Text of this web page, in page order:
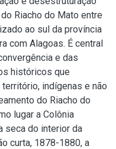
Riacho do Mato entre
ao sul da província
com Alagoas. É central
e das
históricos que
indígenas e não
do Riacho do
lugar a Colônia
seca do interior da
curta, 1878-1880, a